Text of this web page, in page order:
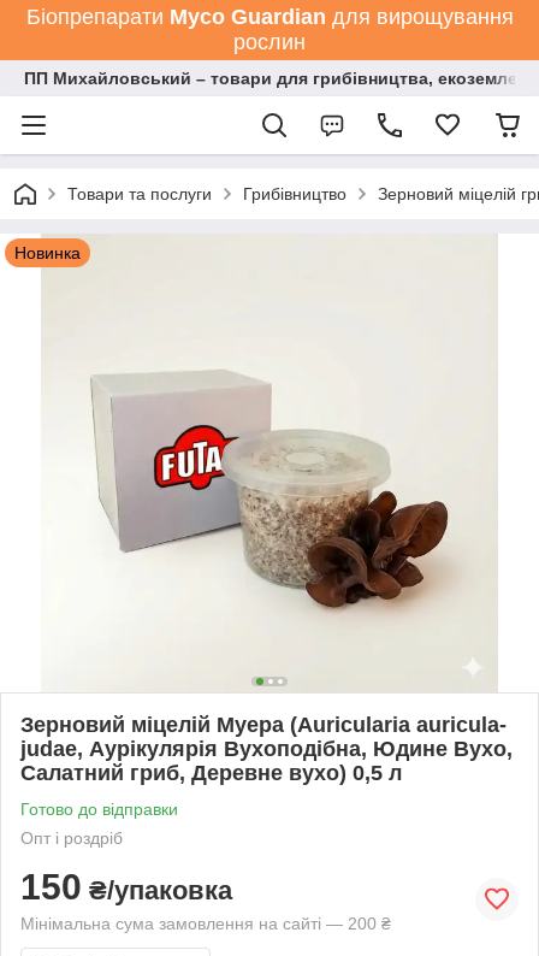
Біопрепарати Мyco Guardian для вирощування
рослин
ПП Михайловський – товари для грибівництва,
Товари та послуги Грибівництво Зерновий міцелій
Новинка
Зерновий міцелій Муера (Auricularia auricula-
judae, Аурікулярія Вухоподібна, Юдине Вухо,
Салатний гриб, Деревне вухо) 0,5 л
Готово до відправки
Опт і роздріб
150 ₴/упаковка
Мінімальна сума замовлення на сайті — 200 ₴